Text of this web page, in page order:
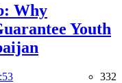
Why
Youth
332